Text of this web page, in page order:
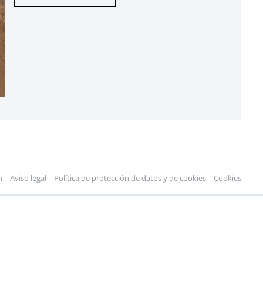
| Aviso legal | Política de protección de datos y de cookies | Cookies